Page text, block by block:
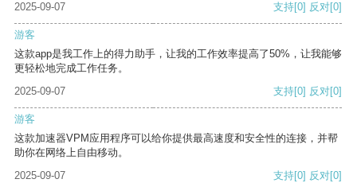
2025-09-07 支持[0] 反对[0]
游客
这款app是我工作上的得力助手，让我的工作效率提高了50%，让我能够
更轻松地完成工作任务。
2025-09-07
支持[0] 反对[0]
游客
这款加速器VPM应用程序可以给你提供最高速度和安全性的连接，并帮
助你在网络上自由移动。
2025-09-07
支持[0] 反对[0]